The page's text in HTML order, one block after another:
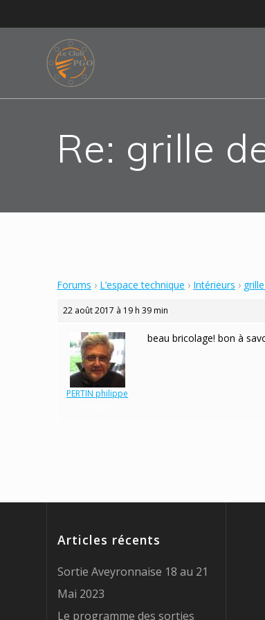
to
Re: grille
Forums › L’espace technique › Intérieurs ›
22 août 2017 à 19 h 39 min
PERTIN philippe
beau bricolage! bon à
Articles récents
Sortie Aveyronnaise 18 au 21
Mai 2023
Le programme des sorties